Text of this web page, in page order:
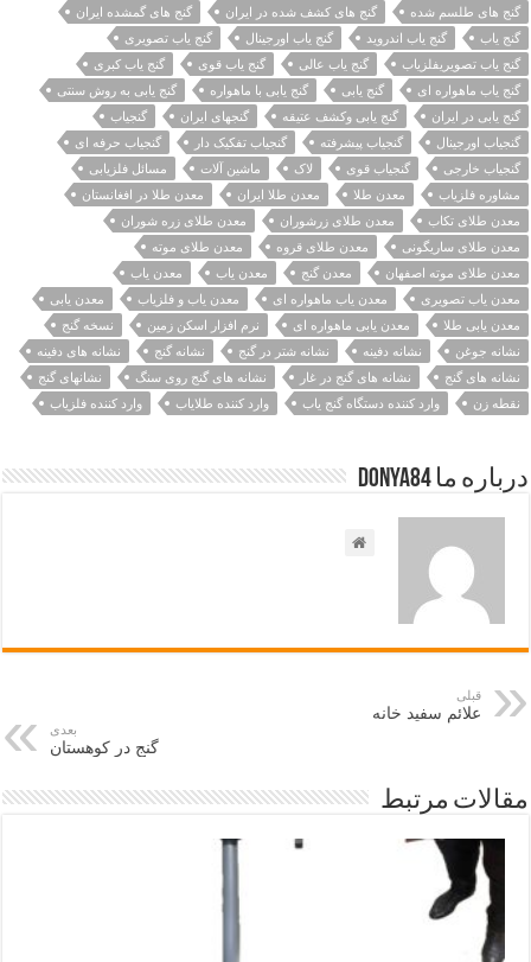
گنج های طلسم شده گنج های کشف شده در ایران
گنج های گمشده ایران
گنج یاب
گنج یاب اندروید گنج یاب اورجینال
گنج یاب تصویری
گنج یاب تصویریفلزیاب
گنج یاب عالی گنج یاب قوی
گنج یاب کبری
گنج یاب ماهواره ای
گنج یابی گنج یابی با ماهواره
گنج یابی به روش سنتی
گنج یابی در ایران
گنج یابی وکشف عتیقه گنجهای ایران
گنجیاب
گنجیاب اورجینال
گنجیاب پیشرفته گنجیاب تفکیک دار
گنجیاب حرفه ای
گنجیاب خارجی
گنجیاب قوی لاک ماشین آلات
مسائل فلزیابی
مشاوره فلزیاب
معدن طلا معدن طلا ایران
معدن طلا در افغانستان
معدن طلای تکاب
معدن طلای زرشوران
معدن طلای زره شوران
معدن طلای ساریگونی
معدن طلای قروه
معدن طلای موته
معدن طلای موته اصفهان
معدن گنج معدن ياب
معدن یاب
معدن یاب تصویری
معدن یاب ماهواره ای معدن یاب و فلزیاب
معدن یابی
معدن یابی طلا
معدن یابی ماهواره ای نرم افزار اسکن زمین
نسخه گنج
نشانه جوغن
نشانه دفینه نشانه شتر در گنج نشانه گنج
نشانه های دفینه
نشانه های گنج
نشانه های گنج در غار نشانه های گنج روی سنگ
نشانهای گنج
نقطه زن
وارد کننده دستگاه گنج یاب وارد کننده طلایاب وارد کننده فلزیاب
درباره ما Donya84
قبلی
علائم سفید خانه
بعدی
گنج در کوهستان
مقالات مرتبط